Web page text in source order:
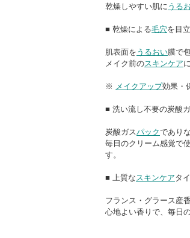
乾燥しやすい肌に うる
■ 乾燥による毛穴を目
肌表面を うるおい膜で
メイク前のスキンケア
※ メイクアップ効果・
■ 洗い流し不要の炭酸
炭酸ガスパックであり
毎日のクリーム感覚で
す。
■ 上質なスキンケアタ
フランス・グラース産
心地よい香りで、毎日